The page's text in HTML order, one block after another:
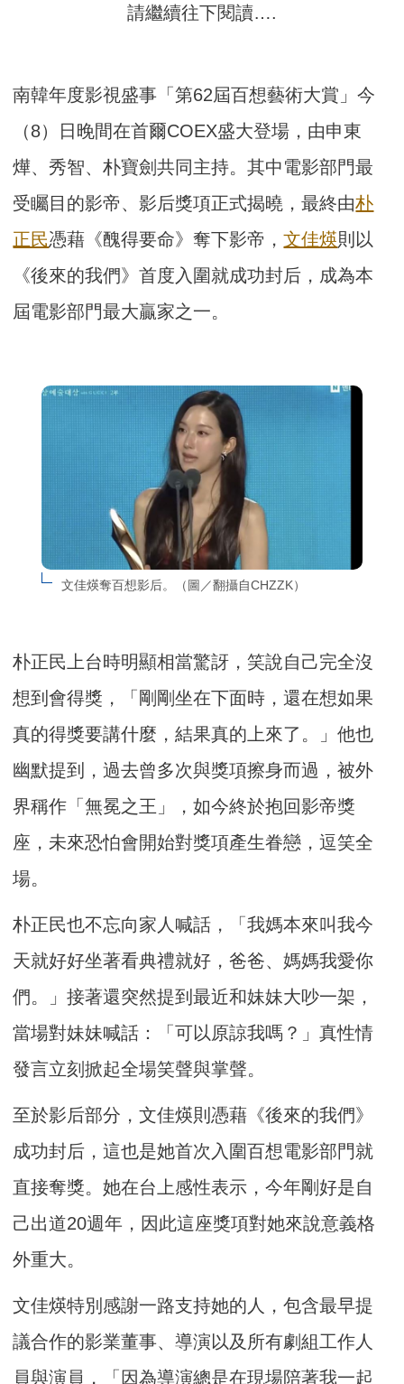
請繼續往下閱讀….
南韓年度影視盛事「第62屆百想藝術大賞」今
（8）日晚間在首爾COEX盛大登場，由申東
燁、秀智、朴寶劍共同主持。其中電影部門最
受矚目的影帝、影后獎項正式揭曉，最終由朴
正民憑藉《醜得要命》奪下影帝，文佳煐則以
《後來的我們》首度入圍就成功封后，成為本
屆電影部門最大贏家之一。
文佳煐奪百想影后。（圖／翻攝自CHZZK）
朴正民上台時明顯相當驚訝，笑說自己完全沒
想到會得獎，「剛剛坐在下面時，還在想如果
真的得獎要講什麼，結果真的上來了。」他也
幽默提到，過去曾多次與獎項擦身而過，被外
界稱作「無冕之王」，如今終於抱回影帝獎
座，未來恐怕會開始對獎項產生眷戀，逗笑全
場。
朴正民也不忘向家人喊話，「我媽本來叫我今
天就好好坐著看典禮就好，爸爸、媽媽我愛你
們。」接著還突然提到最近和妹妹大吵一架，
當場對妹妹喊話：「可以原諒我嗎？」真性情
發言立刻掀起全場笑聲與掌聲。
至於影后部分，文佳煐則憑藉《後來的我們》
成功封后，這也是她首次入圍百想電影部門就
直接奪獎。她在台上感性表示，今年剛好是自
己出道20週年，因此這座獎項對她來說意義格
外重大。
文佳煐特別感謝一路支持她的人，包含最早提
議合作的影業董事、導演以及所有劇組工作人
員與演員，「因為導演總是在現場陪著我一起